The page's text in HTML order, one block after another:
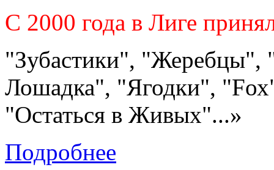
C 2000 года в Лиге
"Зубастики", "Жеребцы",
Лошадка", "Ягодки",
"Остаться в Живых"...»
Подробнее